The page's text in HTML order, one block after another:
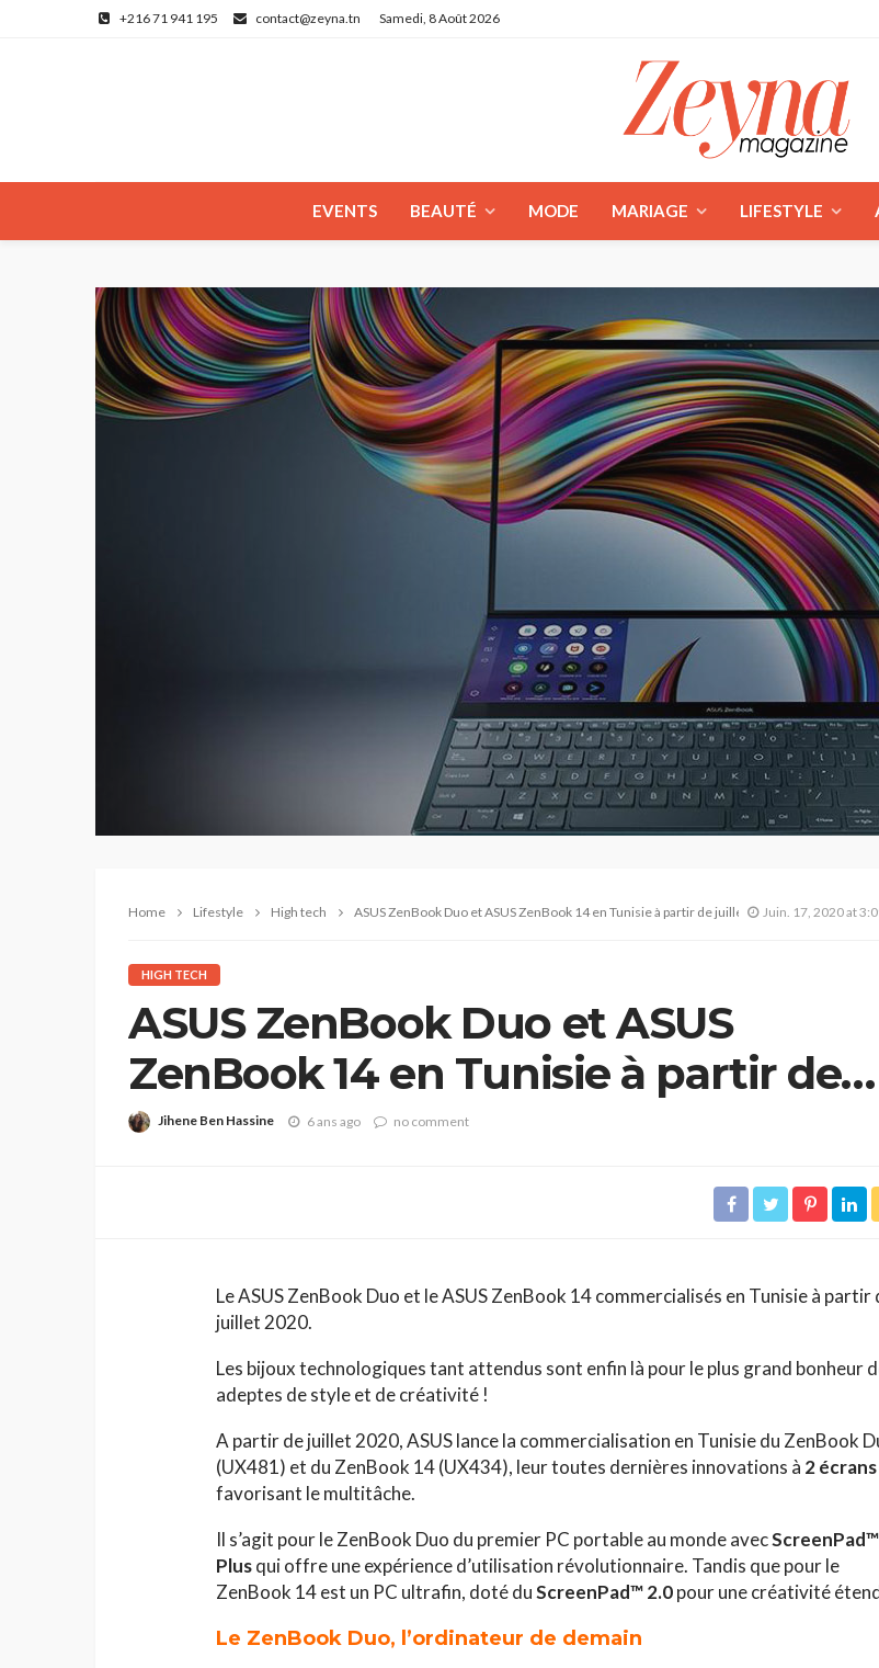
+216 71 941 195 contact@zeyna.tn Samedi, 8 Août 2026
EVENTS BEAUTÉ MODE MARIAGE LIFESTYLE
Home Lifestyle High tech ASUS ZenBook Duo et ASUS ZenBook 14 en Tunisie à partir de juillet Juin. 17, 2020 at
HIGH TECH
ASUS ZenBook Duo et ASUS
ZenBook 14 en Tunisie à partir de
juillet
Jihene Ben Hassine 6 ans ago no comment
Le ASUS ZenBook Duo et le ASUS ZenBook 14 commercialisés en Tunisie à partir
juillet 2020.
Les bijoux technologiques tant attendus sont enfin là pour le plus grand bonheur
adeptes de style et de créativité !
A partir de juillet 2020, ASUS lance la commercialisation en Tunisie du ZenBook
(UX481) et du ZenBook 14 (UX434), leur toutes dernières innovations à 2 écrans
favorisant le multitâche.
Il s’agit pour le ZenBook Duo du premier PC portable au monde avecScreenPad™
Plusqui offre une expérience d’utilisation révolutionnaire. Tandis que pour le
ZenBook 14 est un PC ultrafin, doté duScreenPad™ 2.0pour une créativité
Le ZenBook Duo, l’ordinateur de demain